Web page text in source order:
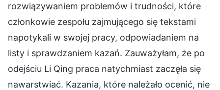
rozwiązywaniem problemów i trudności, które
członkowie zespołu zajmującego się tekstami
napotykali w swojej pracy, odpowiadaniem na
listy i sprawdzaniem kazań. Zauważyłam, że po
odejściu Li Qing praca natychmiast zaczęła się
nawarstwiać. Kazania, które należało ocenić, nie